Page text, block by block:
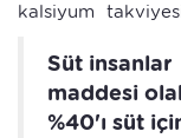
kalsiyum
Süt
maddesi
%40'ı süt